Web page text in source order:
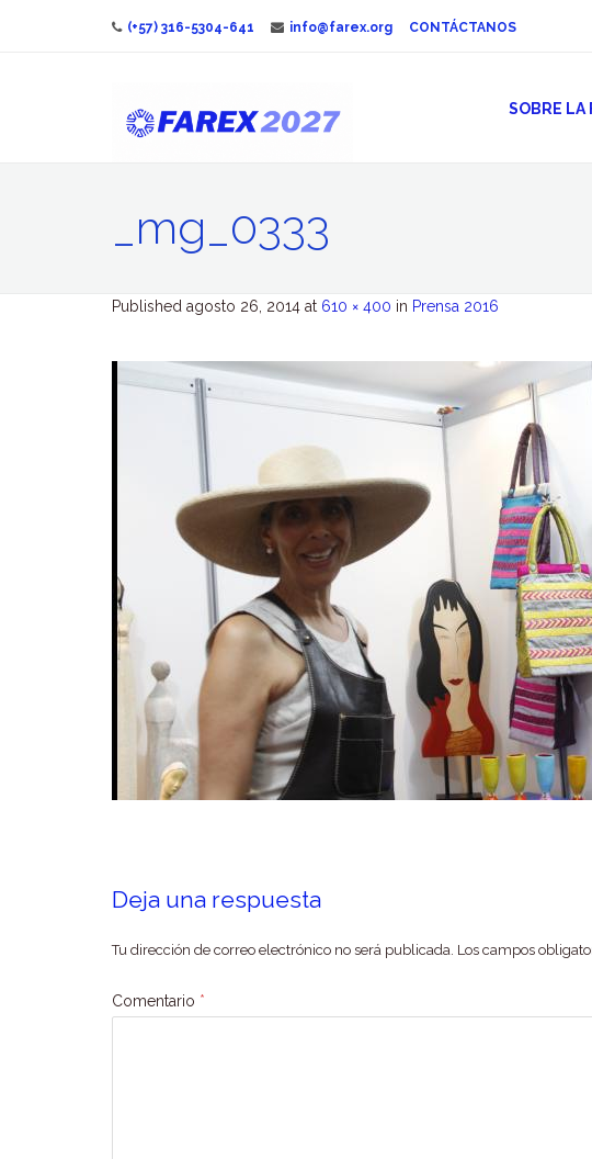
(+57) 316-5304-641 info@farex.org CONTÁCTANOS
SOBRE LA
_mg_0333
Published agosto 26, 2014 at 610 × 400 in Prensa 2016
Deja una respuesta
Tu dirección de correo electrónico no será publicada. Los campos
Comentario *